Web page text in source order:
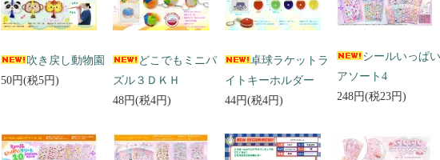
吹き戻し動物園
50円(税5円)
どこでもミニパ
ズル３ＤＫＨ
48円(税4円)
卓球ラケットラ
イトキーホルダー
44円(税4円)
シールいっぱい
アソート4
248円(税23円)